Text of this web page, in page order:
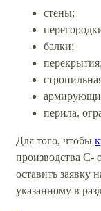
стены;
балки;
перекрытия;
перила,
Для того, чтобы
производства С-
оставить заявку
указанному в